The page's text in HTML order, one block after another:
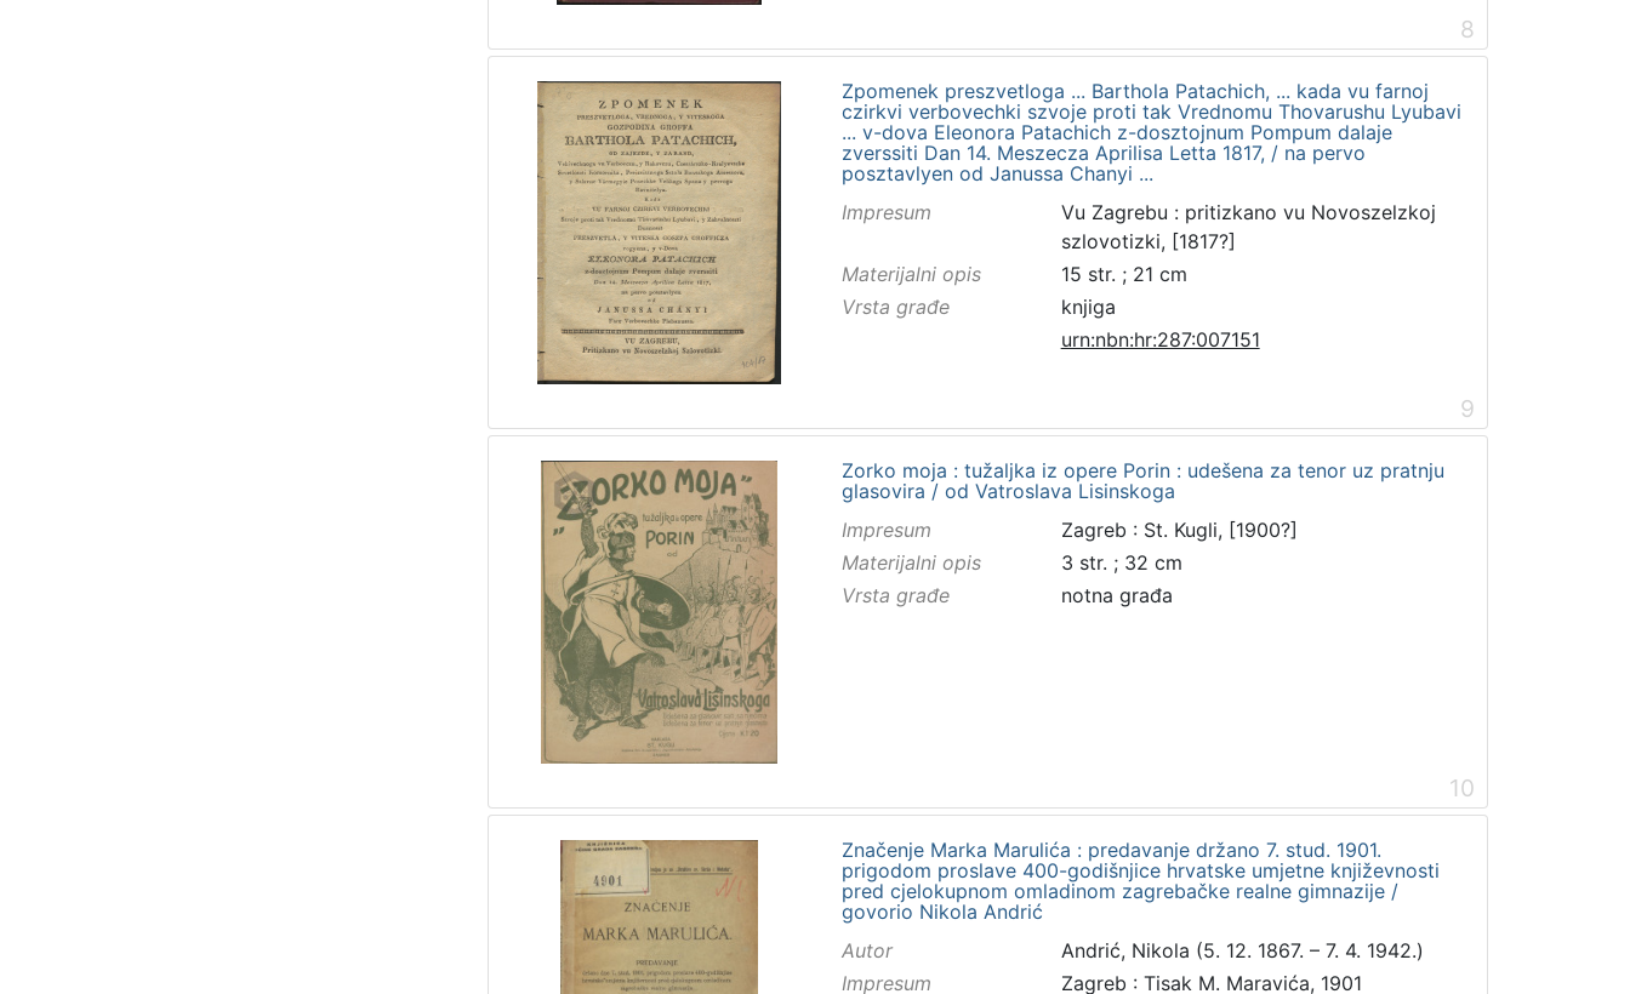
8
Zpomenek preszvetloga ... Barthola Patachich, ... kada vu farnoj
czirkvi verbovechki szvoje proti tak Vrednomu Thovarushu Lyubavi
... v-dova Eleonora Patachich z-dosztojnum Pompum dalaje
zverssiti Dan 14. Meszecza Aprilisa Letta 1817, / na pervo
posztavlyen od Janussa Chanyi ...
Impresum
Vu Zagrebu : pritizkano vu Novoszelzkoj
szlovotizki, [1817?]
Materijalni opis
15 str. ; 21 cm
Vrsta građe
knjiga
urn:nbn:hr:287:007151
9
Zorko moja : tužaljka iz opere Porin : udešena za tenor uz pratnju
glasovira / od Vatroslava Lisinskoga
Impresum
Zagreb : St. Kugli, [1900?]
Materijalni opis
3 str. ; 32 cm
Vrsta građe
notna građa
10
Značenje Marka Marulića : predavanje držano 7. stud. 1901.
prigodom proslave 400-godišnjice hrvatske umjetne književnosti
pred cjelokupnom omladinom zagrebačke realne gimnazije /
govorio Nikola Andrić
Autor
Andrić, Nikola (5. 12. 1867. – 7. 4. 1942.)
Impresum
Zagreb : Tisak M. Maravića, 1901